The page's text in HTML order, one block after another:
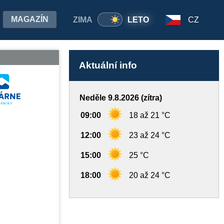
ZIMA LETO
MAGAZÍN CZ
Aktuální info
Neděle 9.8.2026 (zítra)
09:00 18 až 21 °C
12:00 23 až 24 °C
15:00 25 °C
18:00 20 až 24 °C